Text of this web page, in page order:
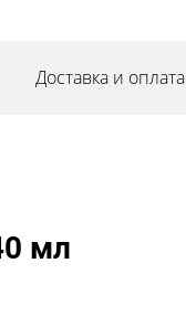
Доставка и оплата
мл